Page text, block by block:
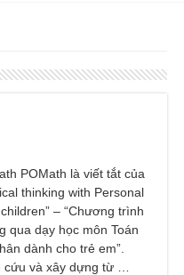
POMath là viết tắt của
thinking with Personal
– “Chương trình
qua dạy học môn Toán
dành cho trẻ em”.
và xây dựng từ …